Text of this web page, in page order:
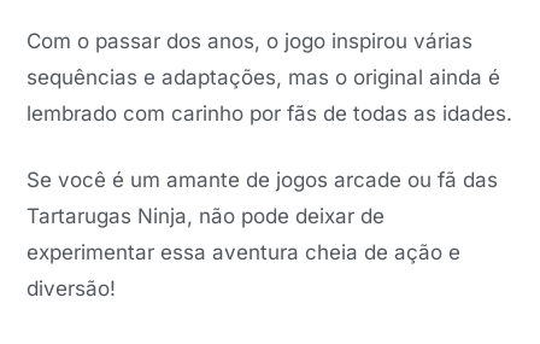
Com o passar dos anos, o jogo inspirou várias
sequências e adaptações, mas o original ainda é
lembrado com carinho por fãs de todas as idades.
Se você é um amante de jogos arcade ou fã das
Tartarugas Ninja, não pode deixar de
experimentar essa aventura cheia de ação e
diversão!